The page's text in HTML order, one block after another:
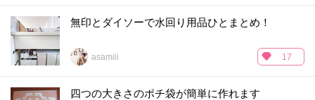
無印とダイソーで水回り用品ひとまとめ！
asamiii 17
四つの大きさのポチ袋が簡単に作れます